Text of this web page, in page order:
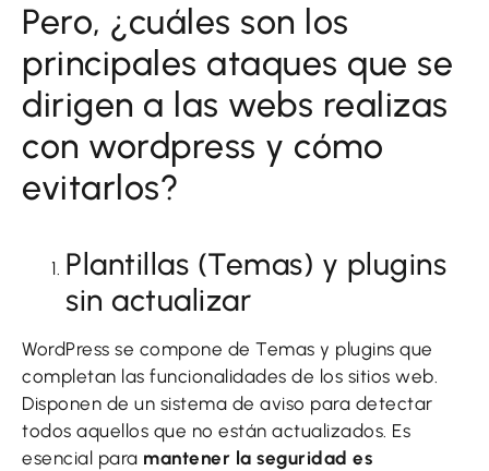
Pero, ¿cuáles son los
principales ataques que se
dirigen a las webs realizas
con wordpress y cómo
evitarlos?
Plantillas (Temas) y plugins
sin actualizar
WordPress se compone de Temas y plugins que
completan las funcionalidades de los sitios web.
Disponen de un sistema de aviso para detectar
todos aquellos que no están actualizados. Es
esencial para mantener la seguridad es